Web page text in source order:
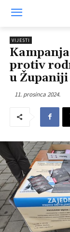
VIJESTI
protiv
u Županiji
11. prosinca 2024.